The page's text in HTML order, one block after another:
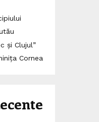
și Clujul”
Cornea